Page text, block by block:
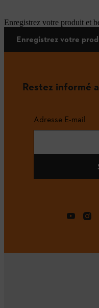
Enregistrez votre produit et
Enregistrez votre
Restez informé
Adresse E-mail